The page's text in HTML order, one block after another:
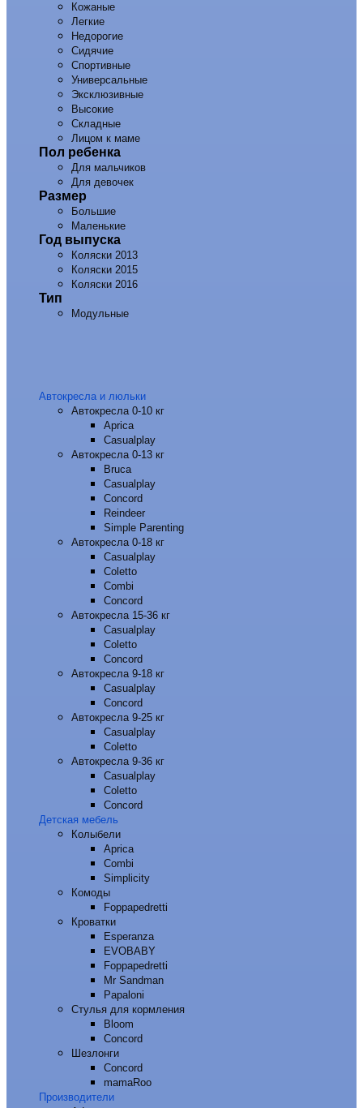
Кожаные
Легкие
Недорогие
Сидячие
Спортивные
Универсальные
Эксклюзивные
Высокие
Складные
Лицом к маме
Пол ребенка
Для мальчиков
Для девочек
Размер
Большие
Маленькие
Год выпуска
Коляски 2013
Коляски 2015
Коляски 2016
Тип
Модульные
Автокресла и люльки
Автокресла 0-10 кг
Aprica
Casualplay
Автокресла 0-13 кг
Bruca
Casualplay
Concord
Reindeer
Simple Parenting
Автокресла 0-18 кг
Casualplay
Coletto
Combi
Concord
Автокресла 15-36 кг
Casualplay
Coletto
Concord
Автокресла 9-18 кг
Casualplay
Concord
Автокресла 9-25 кг
Casualplay
Coletto
Автокресла 9-36 кг
Casualplay
Coletto
Concord
Детская мебель
Колыбели
Aprica
Combi
Simplicity
Комоды
Foppapedretti
Кроватки
Esperanza
EVOBABY
Foppapedretti
Mr Sandman
Papaloni
Стулья для кормления
Bloom
Concord
Шезлонги
Concord
mamaRoo
Производители